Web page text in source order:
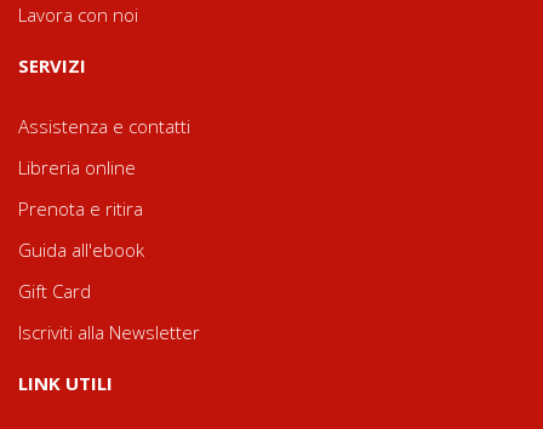
Lavora con noi
SERVIZI
Assistenza e contatti
Libreria online
Prenota e ritira
Guida all'ebook
Gift Card
Iscriviti alla Newsletter
LINK UTILI